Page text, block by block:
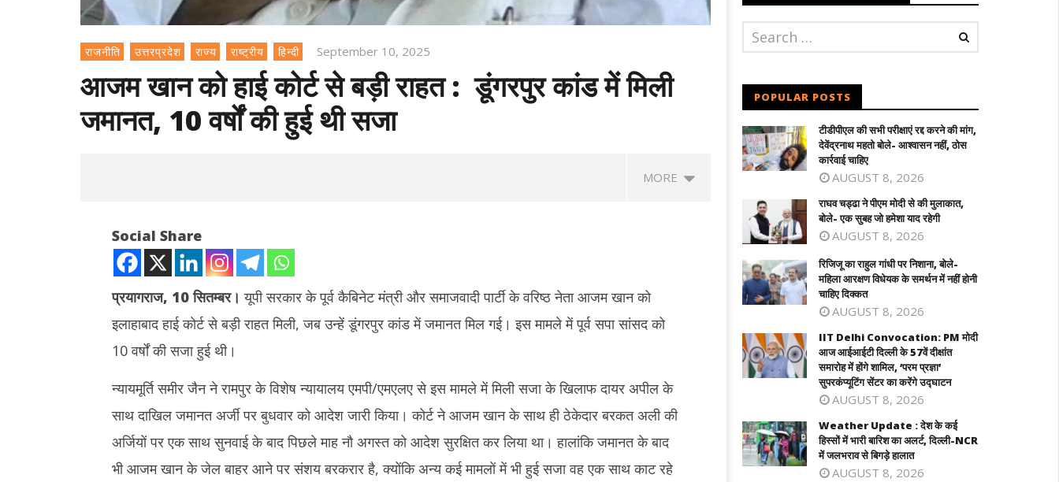
राजनीति उत्तरप्रदेश राज्य राष्ट्रीय हिन्दी September 10, 2025
आजम खान को हाई कोर्ट से बड़ी राहत : डूंगरपुर कांड में मिली
जमानत, 10 वर्षों की हुई थी सजा
MORE
NOW VIEWING
कांड में मिली जमानत, 10 वर्षों की हुई थी सजा
September
10, 2025
देवेंद्रनाथ महतो बोले- आश्वासन नहीं, ठोस कार्रवाई
September
10, 2025
एक सुबह जो हमेशा याद रहेगी
September
10, 2025
रिजिजू का राहुल गांधी पर निशाना, बोले- महिला
आरक्षण विधेयक के समर्थन में नहीं होनी चाहिए
September
10, 2025
IIT Delhi Convocation: PM मोदी
आईआईटी दिल्ली के 57वें दीक्षांत समारोह में होंगे
शामिल, 'परम प्रज्ञा' सुपरकंप्यूटिंग सेंटर का
September
10, 2025
Social Share
प्रयागराज, 10 सितम्बर। यूपी सरकार के पूर्व कैबिनेट मंत्री और समाजवादी पार्टी के वरिष्ठ नेता आजम खान को
इलाहाबाद हाई कोर्ट से बड़ी राहत मिली, जब उन्हें डूंगरपुर कांड में जमानत मिल गई। इस मामले में पूर्व सपा सांसद को
10 वर्षों की सजा हुई थी।
न्यायमूर्ति समीर जैन ने रामपुर के विशेष न्यायालय एमपी/एमएलए से इस मामले में मिली सजा के खिलाफ दायर अपील के
साथ दाखिल जमानत अर्जी पर बुधवार को आदेश जारी किया। कोर्ट ने आजम खान के साथ ही ठेकेदार बरकत अली की
अर्जियों पर एक साथ सुनवाई के बाद पिछले माह नौ अगस्त को आदेश सुरक्षित कर लिया था। हालांकि जमानत के बाद
भी आजम खान के जेल बाहर आने पर संशय बरकरार है, क्योंकि अन्य कई मामलों में भी हुई सजा वह एक साथ काट रहे
POPULAR POSTS
टीडीपीएल की सभी परीक्षाएं रद्द करने की मांग,
देवेंद्रनाथ महतो बोले- आश्वासन नहीं, ठोस
कार्रवाई चाहिए
AUGUST 8, 2026
राघव चड्ढा ने पीएम मोदी से की मुलाकात,
बोले- एक सुबह जो हमेशा याद रहेगी
AUGUST 8, 2026
रिजिजू का राहुल गांधी पर निशाना, बोले-
महिला आरक्षण विधेयक के समर्थन में नहीं होनी
चाहिए दिक्कत
AUGUST 8, 2026
IIT Delhi Convocation: PM मोदी
आज आईआईटी दिल्ली के 57वें दीक्षांत
समारोह में होंगे शामिल, ‘परम प्रज्ञा’
सुपरकंप्यूटिंग सेंटर का करेंगे उद्घाटन
AUGUST 8, 2026
Weather Update : देश के कई
हिस्सों में भारी बारिश का अलर्ट, दिल्ली-NCR
में जलभराव से बिगड़े हालात
AUGUST 8, 2026